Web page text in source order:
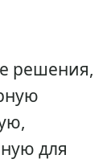
решения,
для